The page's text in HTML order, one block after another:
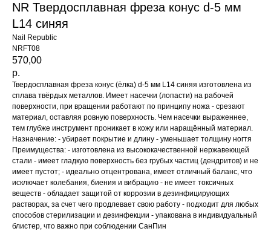
NR Твердосплавная фреза конус d-5 мм
L14 синяя
Nail Republic
NRFT08
570,00
р.
Твердосплавная фреза конус (ёлка) d-5 мм L14 синяя изготовлена из
сплава твёрдых металлов. Имеет насечки (лопасти) на рабочей
поверхности, при вращении работают по принципу ножа - срезают
материал, оставляя ровную поверхность. Чем насечки выраженнее,
тем глубже инструмент проникает в кожу или наращённый материал.
Назначение: - убирает покрытие и длину - уменьшает толщину ногтя
Преимущества: - изготовлена из высококачественной нержавеющей
стали - имеет гладкую поверхность без грубых частиц (дендритов) и не
имеет пустот; - идеально отцентрована, имеет отличный баланс, что
исключает колебания, биения и вибрацию - не имеет токсичных
веществ - обладает защитой от коррозии в дезинфицирующих
растворах, за счет чего продлевает свою работу - подходит для любых
способов стерилизации и дезинфекции - упакована в индивидуальный
блистер, что важно при соблюдении СанПин